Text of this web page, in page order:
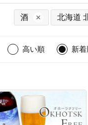
酒 北海道
高い順
新